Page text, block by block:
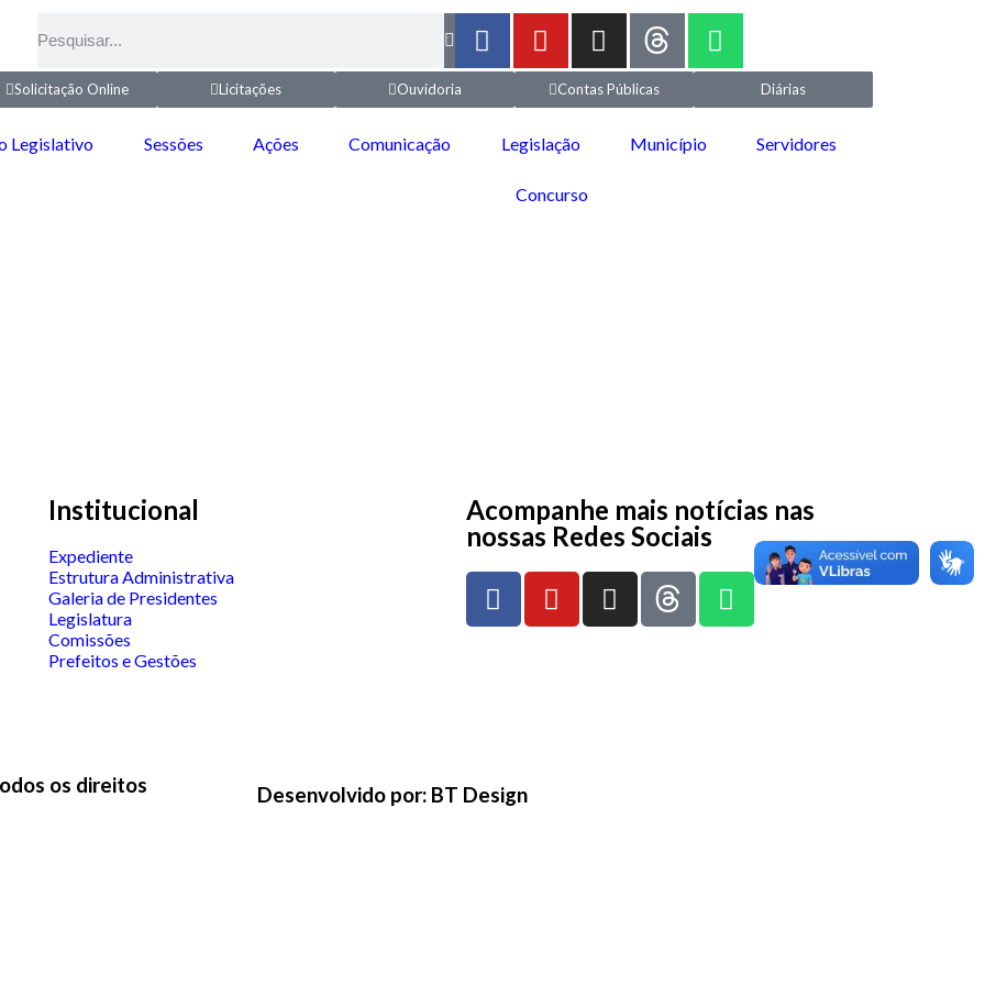
Solicitação Online Licitações Ouvidoria Contas Públicas Diárias
Legislativo Sessões Ações Comunicação Legislação Município Servidores
Concurso
Institucional
Expediente
Estrutura Administrativa
Galeria de Presidentes
Legislatura
Comissões
Prefeitos e Gestões
Acompanhe mais notícias nas
nossas Redes Sociais
os direitos Desenvolvido por: BT Design